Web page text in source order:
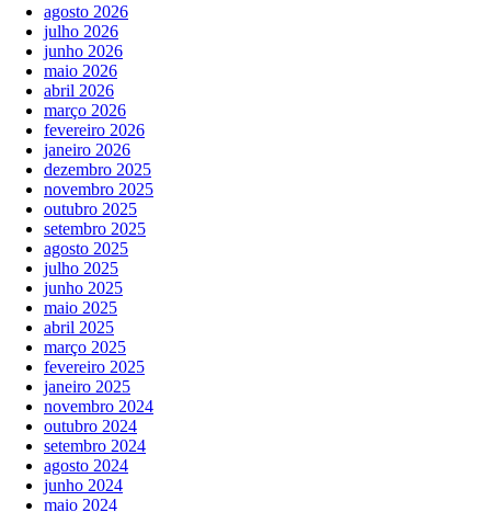
agosto 2026
julho 2026
junho 2026
maio 2026
abril 2026
março 2026
fevereiro 2026
janeiro 2026
dezembro 2025
novembro 2025
outubro 2025
setembro 2025
agosto 2025
julho 2025
junho 2025
maio 2025
abril 2025
março 2025
fevereiro 2025
janeiro 2025
novembro 2024
outubro 2024
setembro 2024
agosto 2024
junho 2024
maio 2024